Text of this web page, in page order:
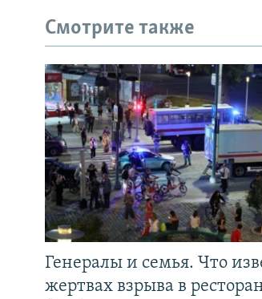
Смотрите также
Генералы и семья. Что
жертвах взрыва в